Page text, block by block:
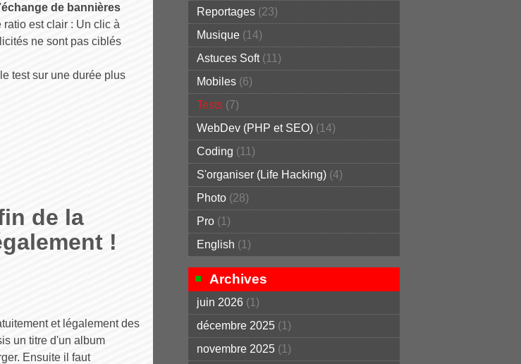
échange de bannières
ratio est clair : Un clic à
ne sont pas ciblés
test sur une durée plus
de la
!
et légalement des
un titre d'un album
Ensuite il faut
Reportages (23)
Musique (14)
Astuces Soft(11)
Mobiles (6)
Tests (7)
WebDev (PHP et SEO) (14)
Coding (11)
S'organiser (Life Hacking) (4)
Photo (28)
Pro (1)
English (1)
Archives
juin 2026 (1)
décembre 2025 (1)
novembre 2025 (1)